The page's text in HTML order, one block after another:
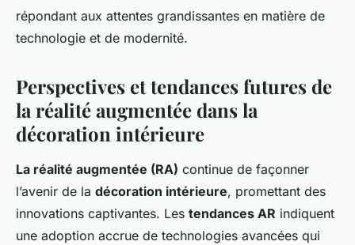
répondant aux attentes grandissantes en matière de
technologie et de modernité.
Perspectives et tendances futures de
la réalité augmentée dans la
décoration intérieure
La réalité augmentée (RA) continue de façonner
l’avenir de la décoration intérieure, promettant des
innovations captivantes. Les tendances AR indiquent
une adoption accrue de technologies avancées qui